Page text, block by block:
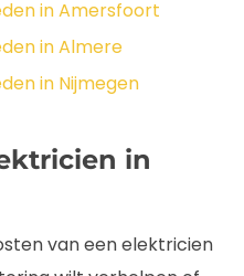
in Amersfoort
in Almere
in Nijmegen
in
van een elektricien